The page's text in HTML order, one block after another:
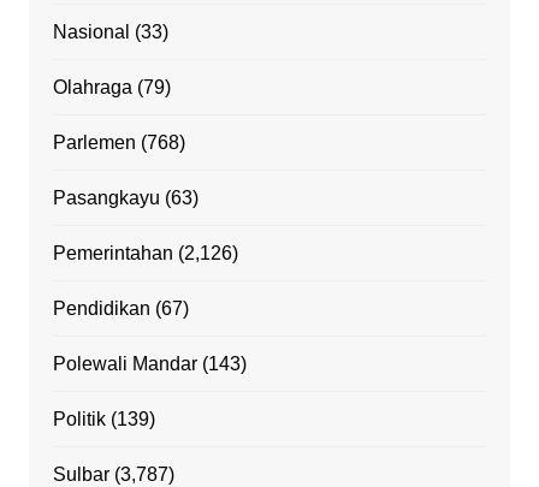
Nasional (33)
Olahraga (79)
Parlemen (768)
Pasangkayu (63)
Pemerintahan (2,126)
Pendidikan (67)
Polewali Mandar(143)
Politik(139)
Sulbar(3,787)